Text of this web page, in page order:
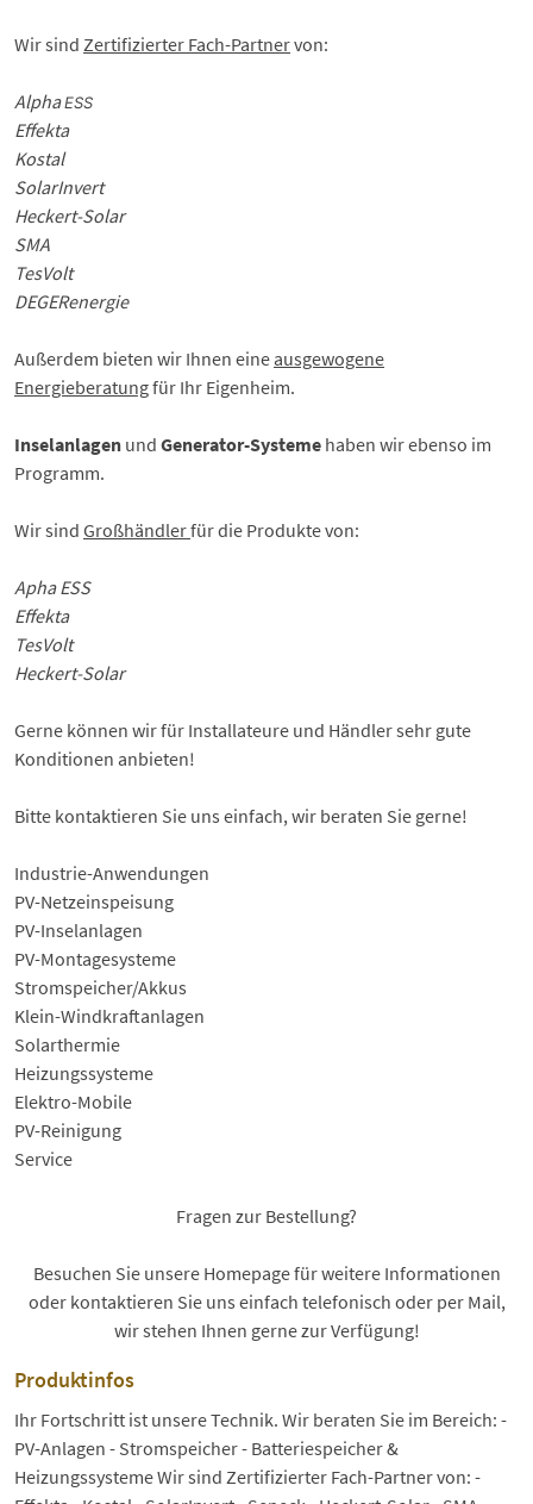
Wir sind Zertifizierter Fach-Partnervon:
AlphaESS
Effekta
Kostal
SolarInvert
Heckert-Solar
SMA
TesVolt
DEGERenergie
Außerdem bieten wir Ihnen eine ausgewogene
Energieberatungfür Ihr Eigenheim.
Inselanlagen und Generator-Systeme haben wir ebenso im
Programm.
Wir sind Großhändlerfür die Produkte von:
Apha ESS
Effekta
TesVolt
Heckert-Solar
Gerne können wir für Installateure und Händler sehr gute
Konditionen anbieten!
Bitte kontaktieren Sie uns einfach, wir beraten Sie gerne!
Industrie-Anwendungen
PV-Netzeinspeisung
PV-Inselanlagen
PV-Montagesysteme
Stromspeicher/Akkus
Klein-Windkraftanlagen
Solarthermie
Heizungssysteme
Elektro-Mobile
PV-Reinigung
Service
Fragen zur Bestellung?
Besuchen Sie unsere Homepage für weitere Informationen
oder kontaktieren Sie uns einfach telefonisch oder per Mail,
wir stehen Ihnen gerne zur Verfügung!
Produktinfos
Ihr Fortschritt ist unsere Technik. Wir beraten Sie im Bereich: -
PV-Anlagen - Stromspeicher - Batteriespeicher &
Heizungssysteme Wir sind Zertifizierter Fach-Partner von: -